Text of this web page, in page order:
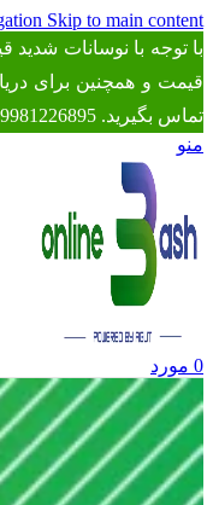
Skip to main content
با توجه با نوسانات
قیمت و همچنین برای
تماس بگیرید. 09981226895
منو
0 مورد